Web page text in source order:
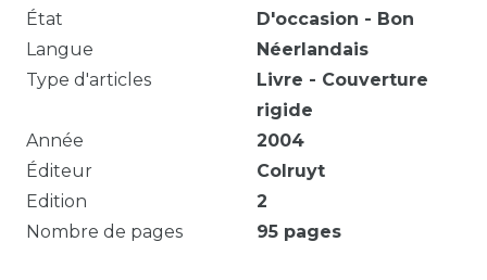
État
D'occasion - Bon
Langue
Néerlandais
Type d'articles
Livre - Couverture
rigide
Année
2004
Éditeur
Colruyt
Edition
2
Nombre de pages
95 pages